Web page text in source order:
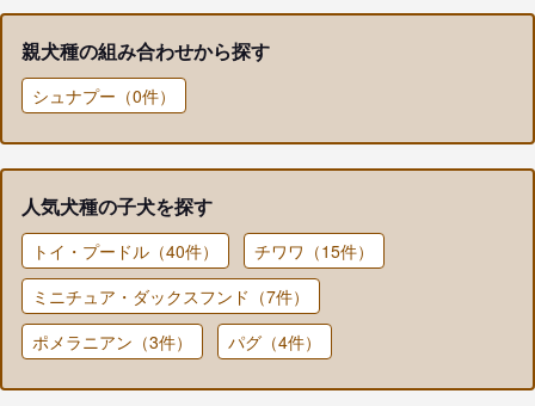
親犬種の組み合わせから探す
シュナプー（0件）
人気犬種の子犬を探す
トイ・プードル（40件）
チワワ（15件）
ミニチュア・ダックスフンド（7件）
ポメラニアン（3件）
パグ（4件）